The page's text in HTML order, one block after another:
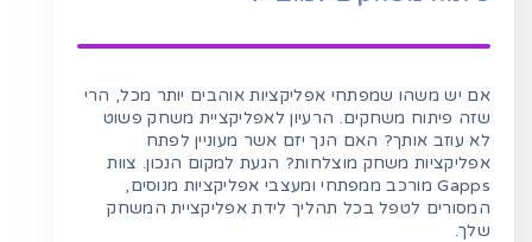
אם יש משהו שמפתחי אפליקציות אוהבים יותר מכל, הרי
שזה פיתוח משחקים. הרעיון לאפליקציית משחק פשוט
לא עוזב אותך? האם הנך יזם אשר מעוניין לפתח
אפליקציות משחק מוצלחות? הגעת למקום הנכון. צוות
Gapps מורכב ממפתחי ומעצבי אפליקציות מנוסים,
המסורים לטפל בכל תהליך לידת אפליקציית המשחק
שלך.